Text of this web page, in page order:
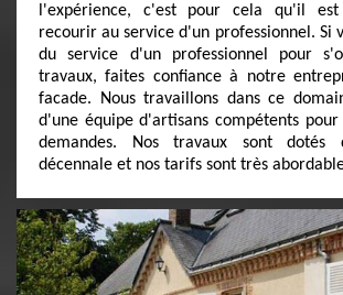
l'expérience, c'est pour cela qu'il
recourir au service d'un professionnel. Si
du service d'un professionnel pour
travaux, faites confiance à notre
facade. Nous travaillons dans ce
d'une équipe d'artisans compétents
demandes. Nos travaux sont dotés
décennale et nos tarifs sont très